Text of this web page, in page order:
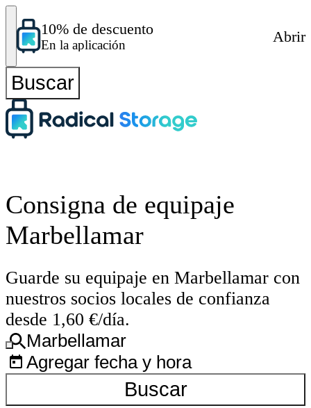
10% de descuento
En la aplicación
Abrir
Buscar
Consigna de equipaje
Marbellamar
Guarde su equipaje en Marbellamar con
nuestros socios locales de confianza
desde 1,60 €/día.
Marbellamar
Agregar fecha y hora
Buscar